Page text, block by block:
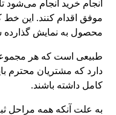
انجام خرید انجام می‌شود
موفق اقدام کنند. این
محصول به نمایش گذارده
طبیعی است که هر
دارد که مشتریان محترم
کامل داشته باشند.
به علت آنکه همه مراحل